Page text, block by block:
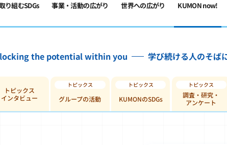
り組むSDGs 事業・活動の広がり 世界への広がり KUMON now!
the potential within you 学び続ける人のそば
トピックス
インタビュー
グループの活動 KUMONのSDGs
調査・研究・
アンケート